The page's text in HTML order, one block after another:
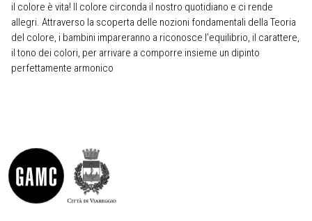
PALAZZO DELLE MUSE
il colore è vita! Il colore circonda il nostro quotidiano e ci rende
allegri. Attraverso la scoperta delle nozioni fondamentali della Teoria
del colore, i bambini impareranno a riconosce l’equilibrio, il carattere,
il tono dei colori, per arrivare a comporre insieme un dipinto
perfettamente armonico